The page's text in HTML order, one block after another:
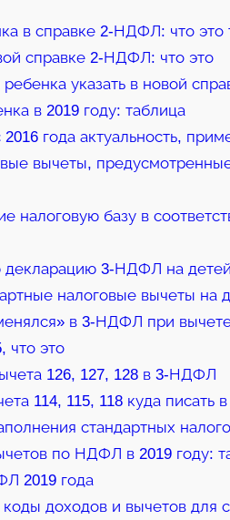
в справке 2-НДФЛ: что это
справке 2-НДФЛ: что это
указать в новой
в 2019 году: таблица
года актуальность,
вычеты,
базу в
декларацию 3-НДФЛ на
налоговые вычеты
в 3-НДФЛ при
что это
126, 127, 128 в 3-НДФЛ
114, 115, 118 куда писать
стандартных
по НДФЛ в 2019 году:
2019 года
доходов и вычетов для